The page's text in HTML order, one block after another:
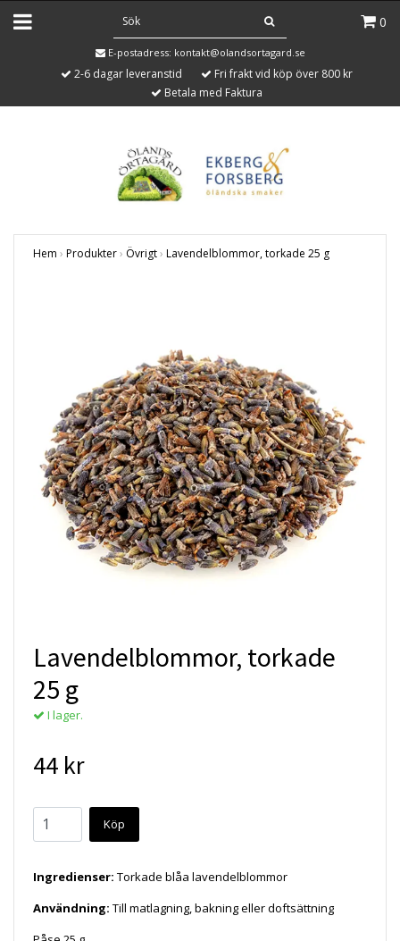
0
E-postadress: kontakt@olandsortagard.se
2-6 dagar leveranstid
Fri frakt vid köp över 800 kr
Betala med Faktura
Hem › Produkter› Övrigt› Lavendelblommor, torkade 25 g
Lavendelblommor, torkade
25 g
I lager.
44 kr
Köp
Ingredienser: Torkade blåa lavendelblommor
Användning: Till matlagning, bakning eller doftsättning